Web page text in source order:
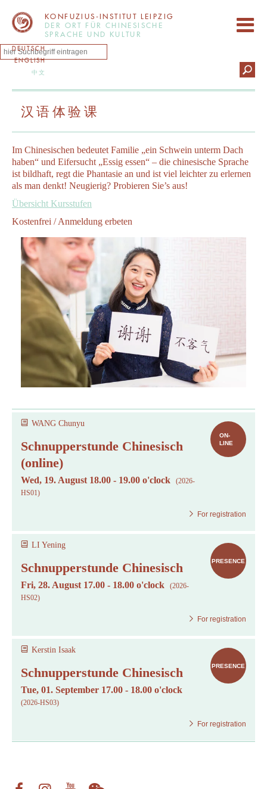
KONFUZIUS-INSTITUT LEIPZIG
DER ORT FÜR CHINESISCHE
SPRACHE UND KULTUR
DEUTSCH
ENGLISH
中文
汉语体验课
Im Chinesischen bedeutet Familie „ein Schwein unterm Dach
haben“ und Eifersucht „Essig essen“ – die chinesische Sprache
ist bildhaft, regt die Phantasie an und ist viel leichter zu erlernen
als man denkt! Neugierig? Probieren Sie’s aus!
Übersicht Kursstufen
Kostenfrei / Anmeldung erbeten
WANG Chunyu
ON-
LINE
Schnupperstunde Chinesisch
(online)
Wed, 19. August 18.00 - 19.00 o'clock
(2026-
HS01)
For registration
LI Yening
PRESENCE
Schnupperstunde Chinesisch
Fri, 28. August 17.00 - 18.00 o'clock
(2026-
HS02)
For registration
Kerstin Isaak
PRESENCE
Schnupperstunde Chinesisch
Tue, 01. September 17.00 - 18.00 o'clock
(2026-HS03)
For registration